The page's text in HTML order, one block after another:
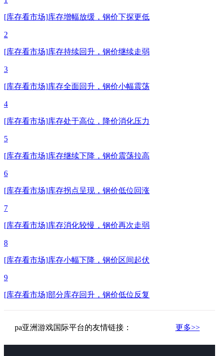
[库存看市场]库存增幅放缓，钢价下探更低
2
[库存看市场]库存持续回升，钢价继续走弱
3
[库存看市场]库存全面回升，钢价小幅震荡
4
[库存看市场]库存处于高位，降价消化压力
5
[库存看市场]库存继续下降，钢价震荡拉高
6
[库存看市场]库存拐点呈现，钢价低位回涨
7
[库存看市场]库存消化较慢，钢价再次走弱
8
[库存看市场]库存小幅下降，钢价区间起伏
9
[库存看市场]部分库存回升，钢价低位反复
pa亚洲游戏国际平台的友情链接： 更多>>